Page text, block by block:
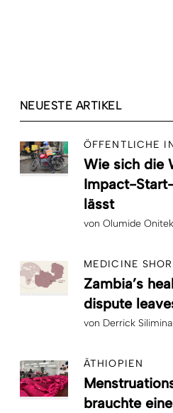
NEUESTE ARTIKEL
ÖFFENTLICHE
Wie sich die
Impact-
lässt
von Olumide
MEDICINE
Zambia’s
dispute
von Derrick Silimina
ÄTHIOPIEN
brauchte